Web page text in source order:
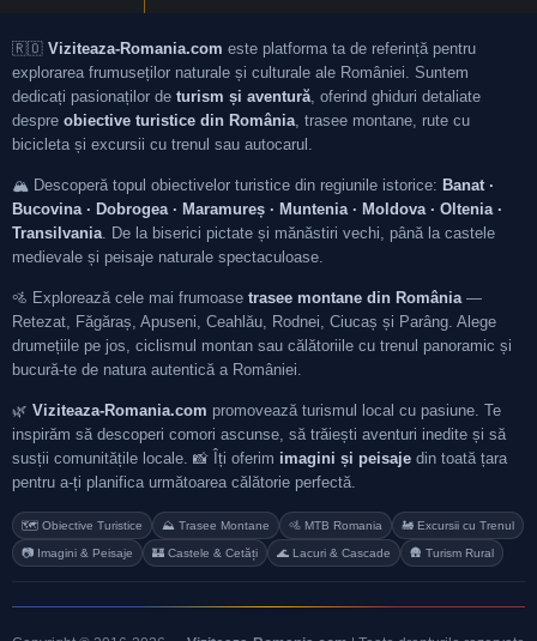
🇷🇴 Viziteaza-Romania.com este platforma ta de referință pentru
explorarea frumuseților naturale și culturale ale României. Suntem
dedicați pasionaților de turism și aventură, oferind ghiduri detaliate
despre obiective turistice din România, trasee montane, rute cu
bicicleta și excursii cu trenul sau autocarul.
🏔️ Descoperă topul obiectivelor turistice din regiunile istorice: Banat ·
Bucovina · Dobrogea · Maramureș · Muntenia · Moldova · Oltenia ·
Transilvania. De la biserici pictate și mănăstiri vechi, până la castele
medievale și peisaje naturale spectaculoase.
🚵 Explorează cele mai frumoase trasee montane din România—
Retezat, Făgăraș, Apuseni, Ceahlău, Rodnei, Ciucaș și Parâng. Alege
drumețiile pe jos, ciclismul montan sau călătoriile cu trenul panoramic și
bucură-te de natura autentică a României.
🌿 Viziteaza-Romania.com promovează turismul local cu pasiune. Te
inspirăm să descoperi comori ascunse, să trăiești aventuri inedite și să
susții comunitățile locale. 📸 Îți oferim imagini și peisaje din toată țara
pentru a-ți planifica următoarea călătorie perfectă.
🗺️ Obiective Turistice ⛰️ Trasee Montane 🚵 MTB Romania 🚂 Excursii cu Trenul
📷 Imagini & Peisaje 🏰 Castele & Cetăți 🌊 Lacuri & Cascade 🛖 Turism Rural